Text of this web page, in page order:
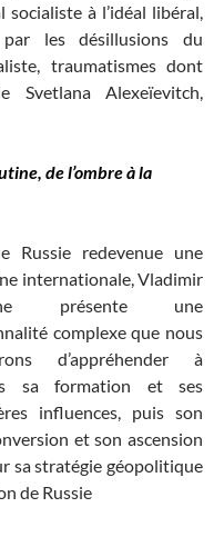
socialiste à l’idéal libéral,
les désillusions du
traumatismes dont
Svetlana Alexeïevitch,
de l’ombre à la
Russie redevenue une
internationale, Vladimir
présente une
complexe que nous
d’appréhender à
sa formation et ses
influences, puis son
et son ascension
sa stratégie géopolitique
de Russie